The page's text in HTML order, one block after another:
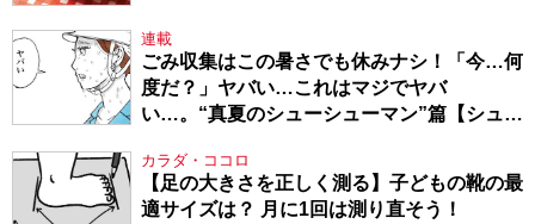
連載
ごみ収集はこの暑さでも休みナシ！「今…何
度だ？」ヤバい…これはマジでヤバ
い…。“真夏のシューシューマン”篇【シュー
カラダ・ココロ
【足の大きさを正しく測る】子どもの靴の最
適サイズは？ 月に1回は測り直そう！